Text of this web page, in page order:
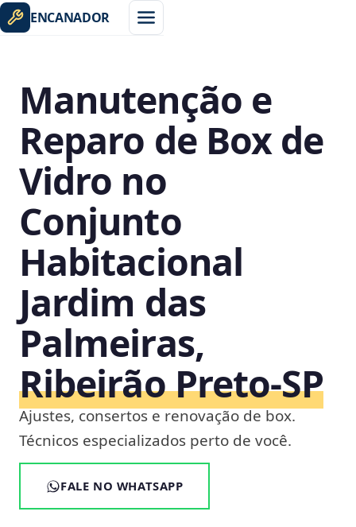
ENCANADOR
Manutenção e
Reparo de Box de
Vidro no
Conjunto
Habitacional
Jardim das
Palmeiras,
Ribeirão Preto‑SP
Ajustes, consertos e renovação de box.
Técnicos especializados perto de você.
FALE NO WHATSAPP